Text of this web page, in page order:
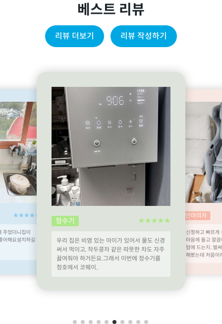
베스트 리뷰
리뷰 더보기 리뷰 작성하기
★★★★★
주었더니집이
아해요설치하길
정수기 ★★★★★
우리 집은 비염 있는 아이가 있어서 물도 신경
써서 먹이고, 작두콩차 같은 따뜻한 차도 자주
끓여줘야 하거든요.그래서 이번에 정수기를
청호에서 코웨이..
안마의자
신청하고 빠르게
마음에 들고 깔
맘에 드는지..벌
해봤는데 처음이